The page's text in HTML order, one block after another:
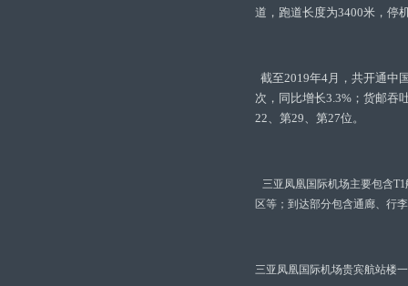
道，跑道长度为3400米，停
截至2019年4月，共开通中
次，同比增长3.3%；货邮吞
22、第29、第27位。
三亚凤凰国际机场主要包含
区等；到达部分包含通廊、行
三亚凤凰国际机场贵宾航站楼